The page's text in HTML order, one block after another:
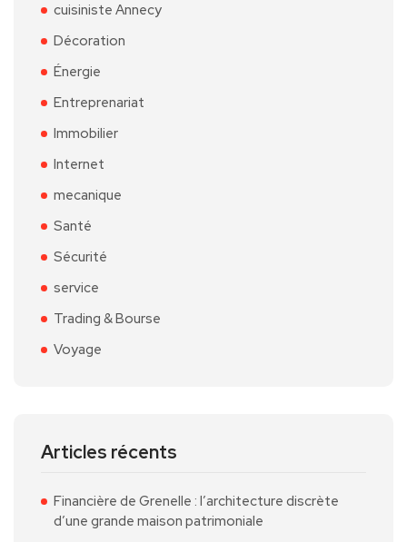
cuisiniste Annecy
Décoration
Énergie
Entreprenariat
Immobilier
Internet
mecanique
Santé
Sécurité
service
Trading & Bourse
Voyage
Articles récents
Financière de Grenelle : l’architecture discrète
d’une grande maison patrimoniale